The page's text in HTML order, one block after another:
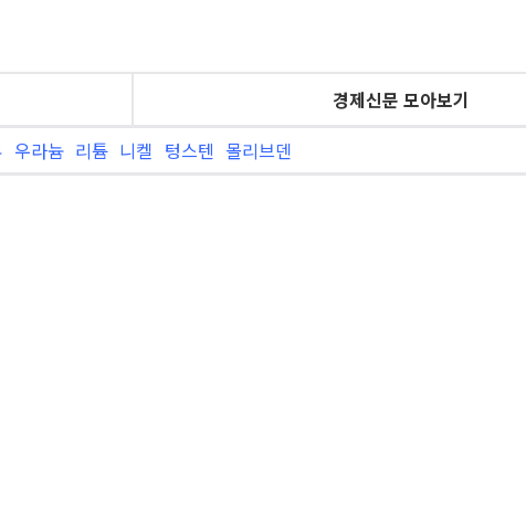
경제신문 모아보기
우라늄 리튬 니켈 텅스텐 몰리브덴